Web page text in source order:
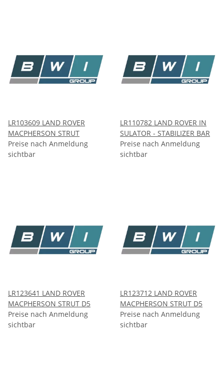
LR103609 LAND ROVER
MACPHERSON STRUT
Preise nach Anmeldung
sichtbar
LR110782 LAND ROVER IN
SULATOR - STABILIZER BAR
Preise nach Anmeldung
sichtbar
LR123641 LAND ROVER
MACPHERSON STRUT D5
Preise nach Anmeldung
sichtbar
LR123712 LAND ROVER
MACPHERSON STRUT D5
Preise nach Anmeldung
sichtbar